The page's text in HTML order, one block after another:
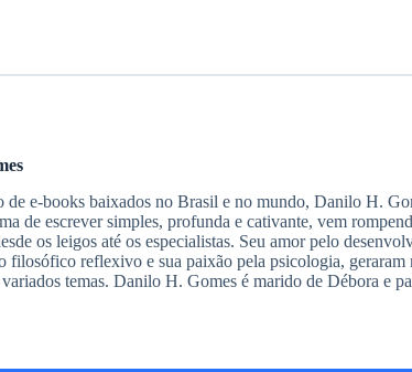
de e-books baixados no Brasil e no mundo, Danilo H.
de escrever simples, profunda e cativante, vem
os leigos até os especialistas. Seu amor pelo
filosófico reflexivo e sua paixão pela psicologia, geraram
temas. Danilo H. Gomes é marido de Débora e